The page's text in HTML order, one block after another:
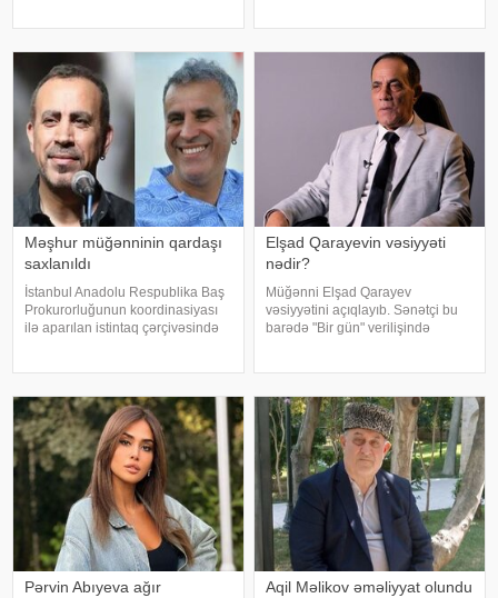
Polatoğulları və Mustaf
söz ifad
Məşhur müğənninin qardaşı
saxlanıldı
İstanbul Anadolu Respublika Baş
Prokurorluğunun koordinasiyası
ilə aparılan istintaq çərçivəsində
vaxtda həyata keçirilə
Elşad Qarayevin vəsiyyəti
nədir?
Müğənni Elşad Qarayev
vəsiyyətini açıqlayıb. Sənətçi bu
barədə "Bir gün" verilişində
köçəcəyik. Amma köçməyin d
Pərvin Abıyeva ağır
Aqil Məlikov əməliyyat olundu